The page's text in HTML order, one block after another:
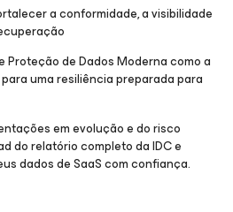
a conformidade, a visibilidade
Proteção de Dados Moderna como a
uma resiliência preparada para
em evolução e do risco
do relatório completo da IDC e
dados de SaaS com confiança.